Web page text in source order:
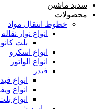
سدید ماشین
محصولات
خطوط انتقال مواد
انواع نوار نقاله
بلت
انواع اسکرو
انواع الواتور
فیدر
انواع
انواع
انواع